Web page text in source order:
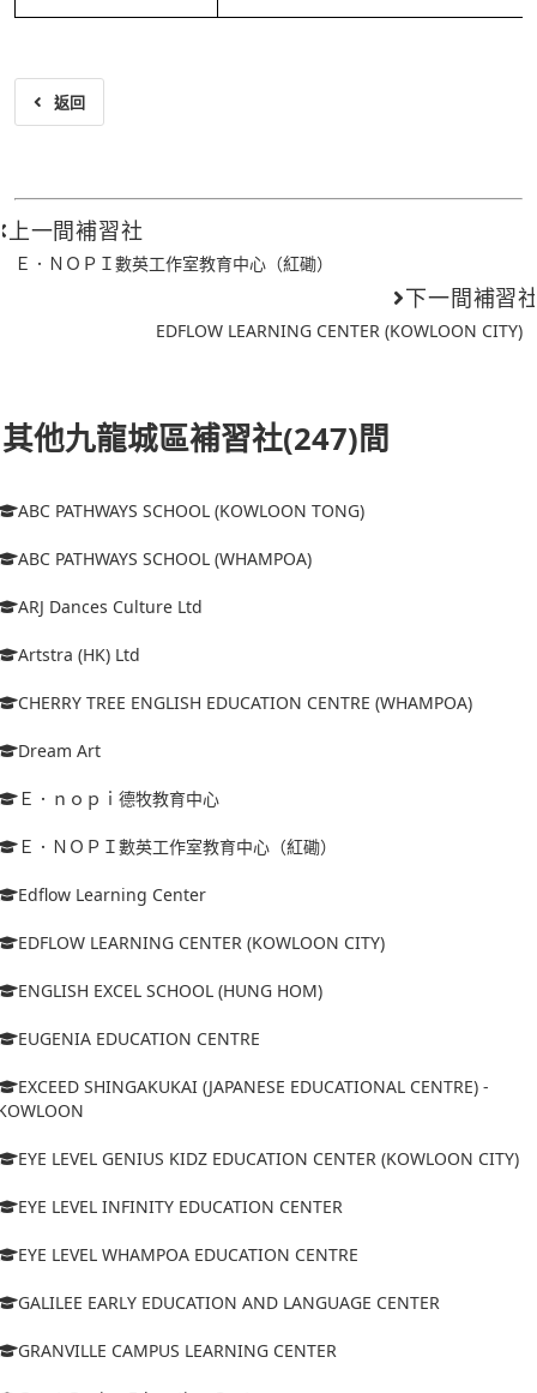
返回
上一間補習社
Ｅ．ＮＯＰＩ數英工作室教育中心（紅磡）
下一間補習
EDFLOW LEARNING CENTER (KOWLOON CITY)
其他九龍城區補習社(247)間
ABC PATHWAYS SCHOOL (KOWLOON TONG)
ABC PATHWAYS SCHOOL (WHAMPOA)
ARJ Dances Culture Ltd
Artstra (HK) Ltd
CHERRY TREE ENGLISH EDUCATION CENTRE (WHAMPOA)
Dream Art
Ｅ．ｎｏｐｉ德牧教育中心
Ｅ．ＮＯＰＩ數英工作室教育中心（紅磡）
Edflow Learning Center
EDFLOW LEARNING CENTER (KOWLOON CITY)
ENGLISH EXCEL SCHOOL (HUNG HOM)
EUGENIA EDUCATION CENTRE
EXCEED SHINGAKUKAI (JAPANESE EDUCATIONAL CENTRE) -
EYE LEVEL GENIUS KIDZ EDUCATION CENTER (KOWLOON CITY)
EYE LEVEL INFINITY EDUCATION CENTER
EYE LEVEL WHAMPOA EDUCATION CENTRE
GALILEE EARLY EDUCATION AND LANGUAGE CENTER
GRANVILLE CAMPUS LEARNING CENTER